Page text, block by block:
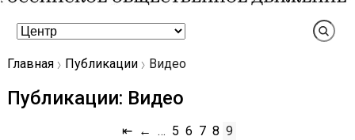
Главная Публикации Видео
Публикации: Видео
⇤ ← … 5 6 7 8 9